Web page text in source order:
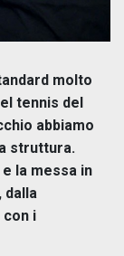
molto
tennis del
abbiamo
struttura.
la messa in
dalla
con i